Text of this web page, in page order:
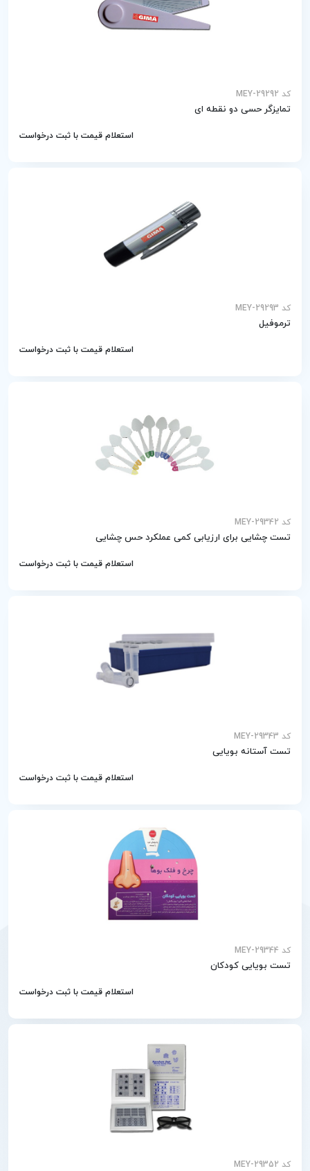
کد MEY-29292
تمایزگر حسی دو نقطه­ ای
استعلام قیمت با ثبت درخواست
کد MEY-29293
ترموفیل
استعلام قیمت با ثبت درخواست
کد MEY-29342
تست چشایی برای ارزیابی کمی عملکرد حس چشایی
استعلام قیمت با ثبت درخواست
کد MEY-29343
تست آستانه بویایی
استعلام قیمت با ثبت درخواست
کد MEY-29344
تست بویایی کودکان
استعلام قیمت با ثبت درخواست
کد MEY-29352